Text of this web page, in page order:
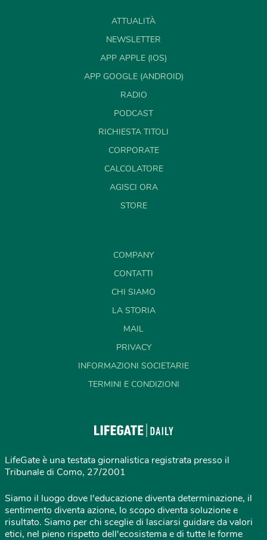
ATTUALITÀ
NEWSLETTER
APP APPLE (IOS)
APP GOOGLE (ANDROID)
RADIO
PODCAST
RICHIESTA TITOLI
CORPORATE
CALCOLATORE
AGISCI ORA
STORE
COMPANY
CONTATTI
CHI SIAMO
LA STORIA
MAIL
PRIVACY
INFORMAZIONI SOCIETARIE
TERMINI E CONDIZIONI
LifeGate è una testata giornalistica registrata presso il
Tribunale di Como, 27/2001
Siamo il luogo dove l'educazione diventa determinazione, il
sentimento diventa azione, lo scopo diventa soluzione e
risultato. Siamo per chi sceglie di lasciarsi guidare da valori
etici, nel pieno rispetto dell'ecosistema e di tutte le forme